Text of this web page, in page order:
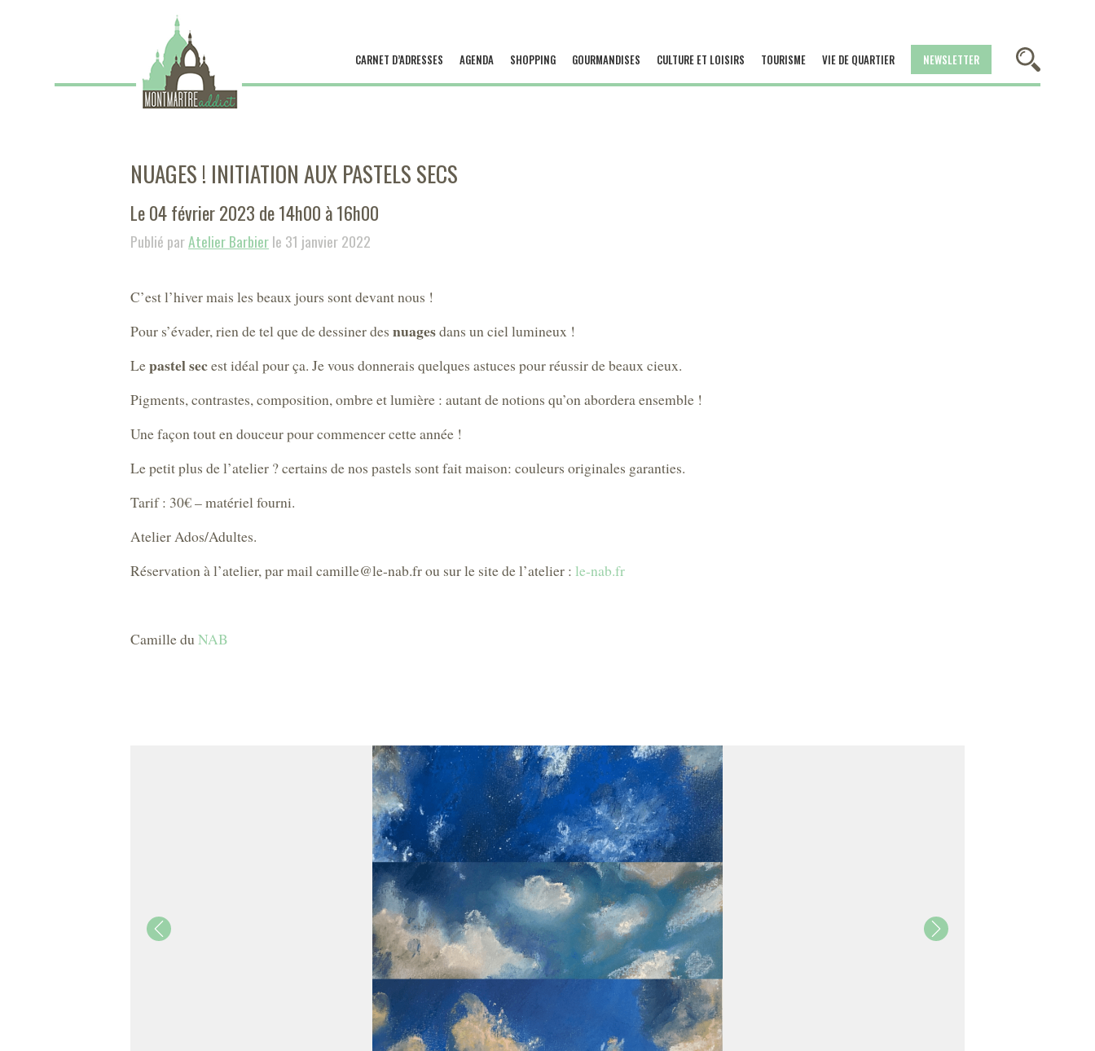
CARNET D’ADRESSES AGENDA SHOPPING GOURMANDISES CULTURE ET LOISIRS TOURISME VIE DE QUARTIER NEWSLETTER
NUAGES ! INITIATION AUX PASTELS SECS
Le 04 février 2023 de 14h00 à 16h00
Publié parAtelier Barbierle 31 janvier 2022
C’est l’hiver mais les beaux jours sont devant nous !
Pour s’évader, rien de tel que de dessiner des nuagesdans un ciel lumineux !
Lepastel secest idéal pour ça. Je vous donnerais quelques astuces pour réussir de beaux cieux.
Pigments, contrastes, composition, ombre et lumière : autant de notions qu’on abordera ensemble !
Une façon tout en douceur pour commencer cette année !
Le petit plus de l’atelier ? certains de nos pastels sont fait maison: couleurs originales garanties.
Tarif : 30€ – matériel fourni.
Atelier Ados/Adultes.
Réservation à l’atelier, par mail camille@le-nab.fr ou sur le site de l’atelier : le-nab.fr
Camille du NAB